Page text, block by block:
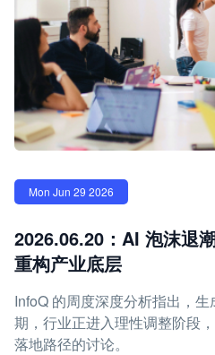
Mon Jun 29 2026
2026.06.20：AI 泡沫退
重构产业底层
InfoQ 的周度深度分析指出，
期，行业正进入理性调整阶段
落地路径的讨论。